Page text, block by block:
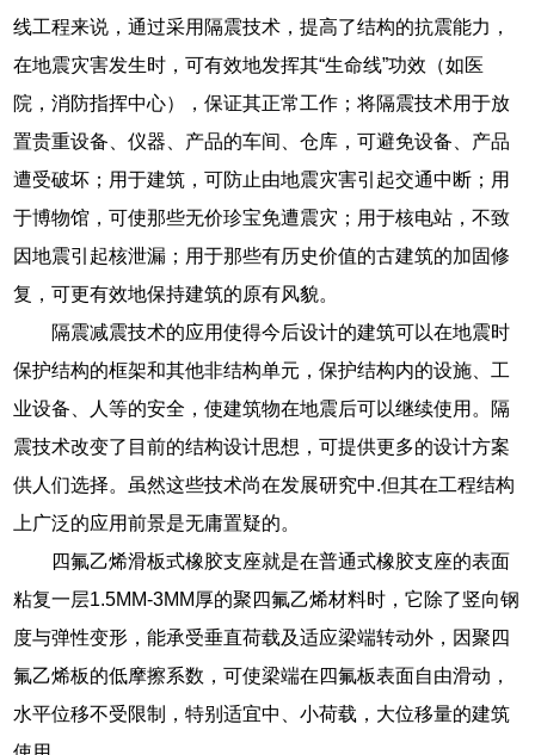
线工程来说，通过采用隔震技术，提高了结构的抗震能力，
在地震灾害发生时，可有效地发挥其“生命线”功效（如医
院，消防指挥中心），保证其正常工作；将隔震技术用于放
置贵重设备、仪器、产品的车间、仓库，可避免设备、产品
遭受破坏；用于建筑，可防止由地震灾害引起交通中断；用
于博物馆，可使那些无价珍宝免遭震灾；用于核电站，不致
因地震引起核泄漏；用于那些有历史价值的古建筑的加固修
复，可更有效地保持建筑的原有风貌。
隔震减震技术的应用使得今后设计的建筑可以在地震时
保护结构的框架和其他非结构单元，保护结构内的设施、工
业设备、人等的安全，使建筑物在地震后可以继续使用。隔
震技术改变了目前的结构设计思想，可提供更多的设计方案
供人们选择。虽然这些技术尚在发展研究中.但其在工程结构
上广泛的应用前景是无庸置疑的。
四氟乙烯滑板式橡胶支座就是在普通式橡胶支座的表面
粘复一层1.5MM-3MM厚的聚四氟乙烯材料时，它除了竖向钢
度与弹性变形，能承受垂直荷载及适应梁端转动外，因聚四
氟乙烯板的低摩擦系数，可使梁端在四氟板表面自由滑动，
水平位移不受限制，特别适宜中、小荷载，大位移量的建筑